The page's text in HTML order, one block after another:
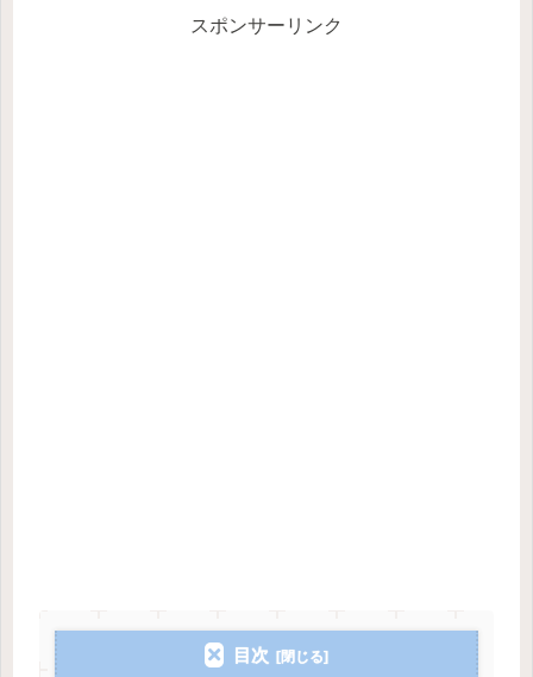
スポンサーリンク
目次